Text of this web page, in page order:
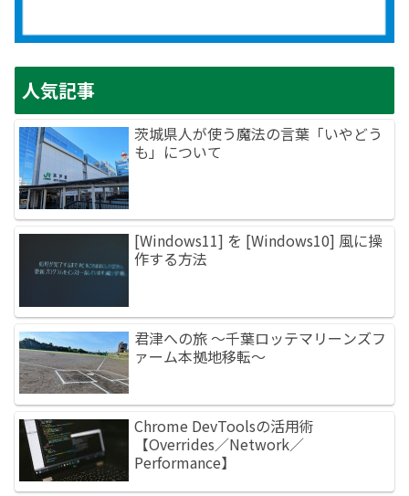
人気記事
茨城県人が使う魔法の言葉「いやどう
も」について
[Windows11] を [Windows10] 風に操
作する方法
君津への旅 ～千葉ロッテマリーンズフ
ァーム本拠地移転～
Chrome DevToolsの活用術
【Overrides／Network／
Performance】